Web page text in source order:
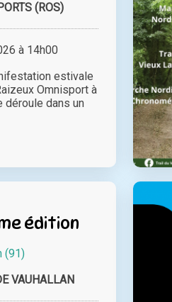
(ROS)
à 14h00
estivale
Omnisport à
déroule dans un
édition
(91)
VAUHALLAN